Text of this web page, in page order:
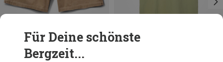
Für Deine schönste
Bergzeit...